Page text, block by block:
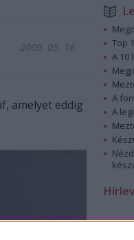
2009. 05. 16.
amelyet eddig
Top
A 10
A
A